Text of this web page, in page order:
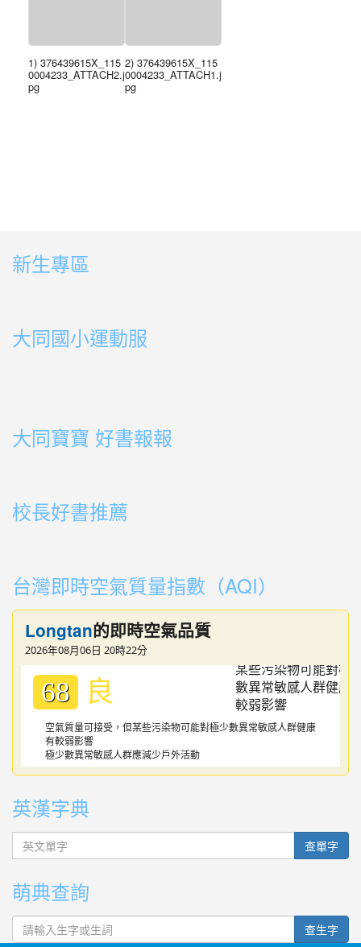
1) 376439615X_115
0004233_ATTACH2.j
pg
2) 376439615X_115
0004233_ATTACH1.j
pg
新生專區
大同國小運動服
大同寶寶 好書報報
校長好書推薦
台灣即時空氣質量指數（AQI）
Longtan的即時空氣品質
2026年08月06日 20時22分
68 良
空氣質量可接受，但某些污染物可能對極少數異常敏感人群健康
有較弱影響
極少數異常敏感人群應減少戶外活動
英漢字典
英文單字 查單字
萌典查詢
查生字